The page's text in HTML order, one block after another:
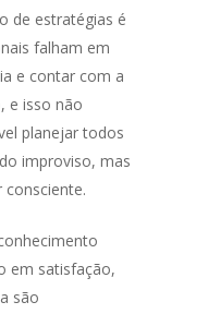
de estratégias é
falham em
e contar com a
e isso não
planejar todos
improviso, mas
em satisfação,
são